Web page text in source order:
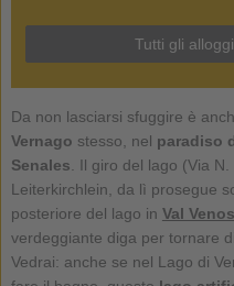
Tutti gli
Da non lasciarsi sfuggire è
Vernago stesso, nel paradiso
Senales . Il giro del lago (Via
Leiterkirchlein, da lì prosegue
posteriore del lago in Val
verdeggiante diga per tornare
Vedrai: anche se nel Lago di